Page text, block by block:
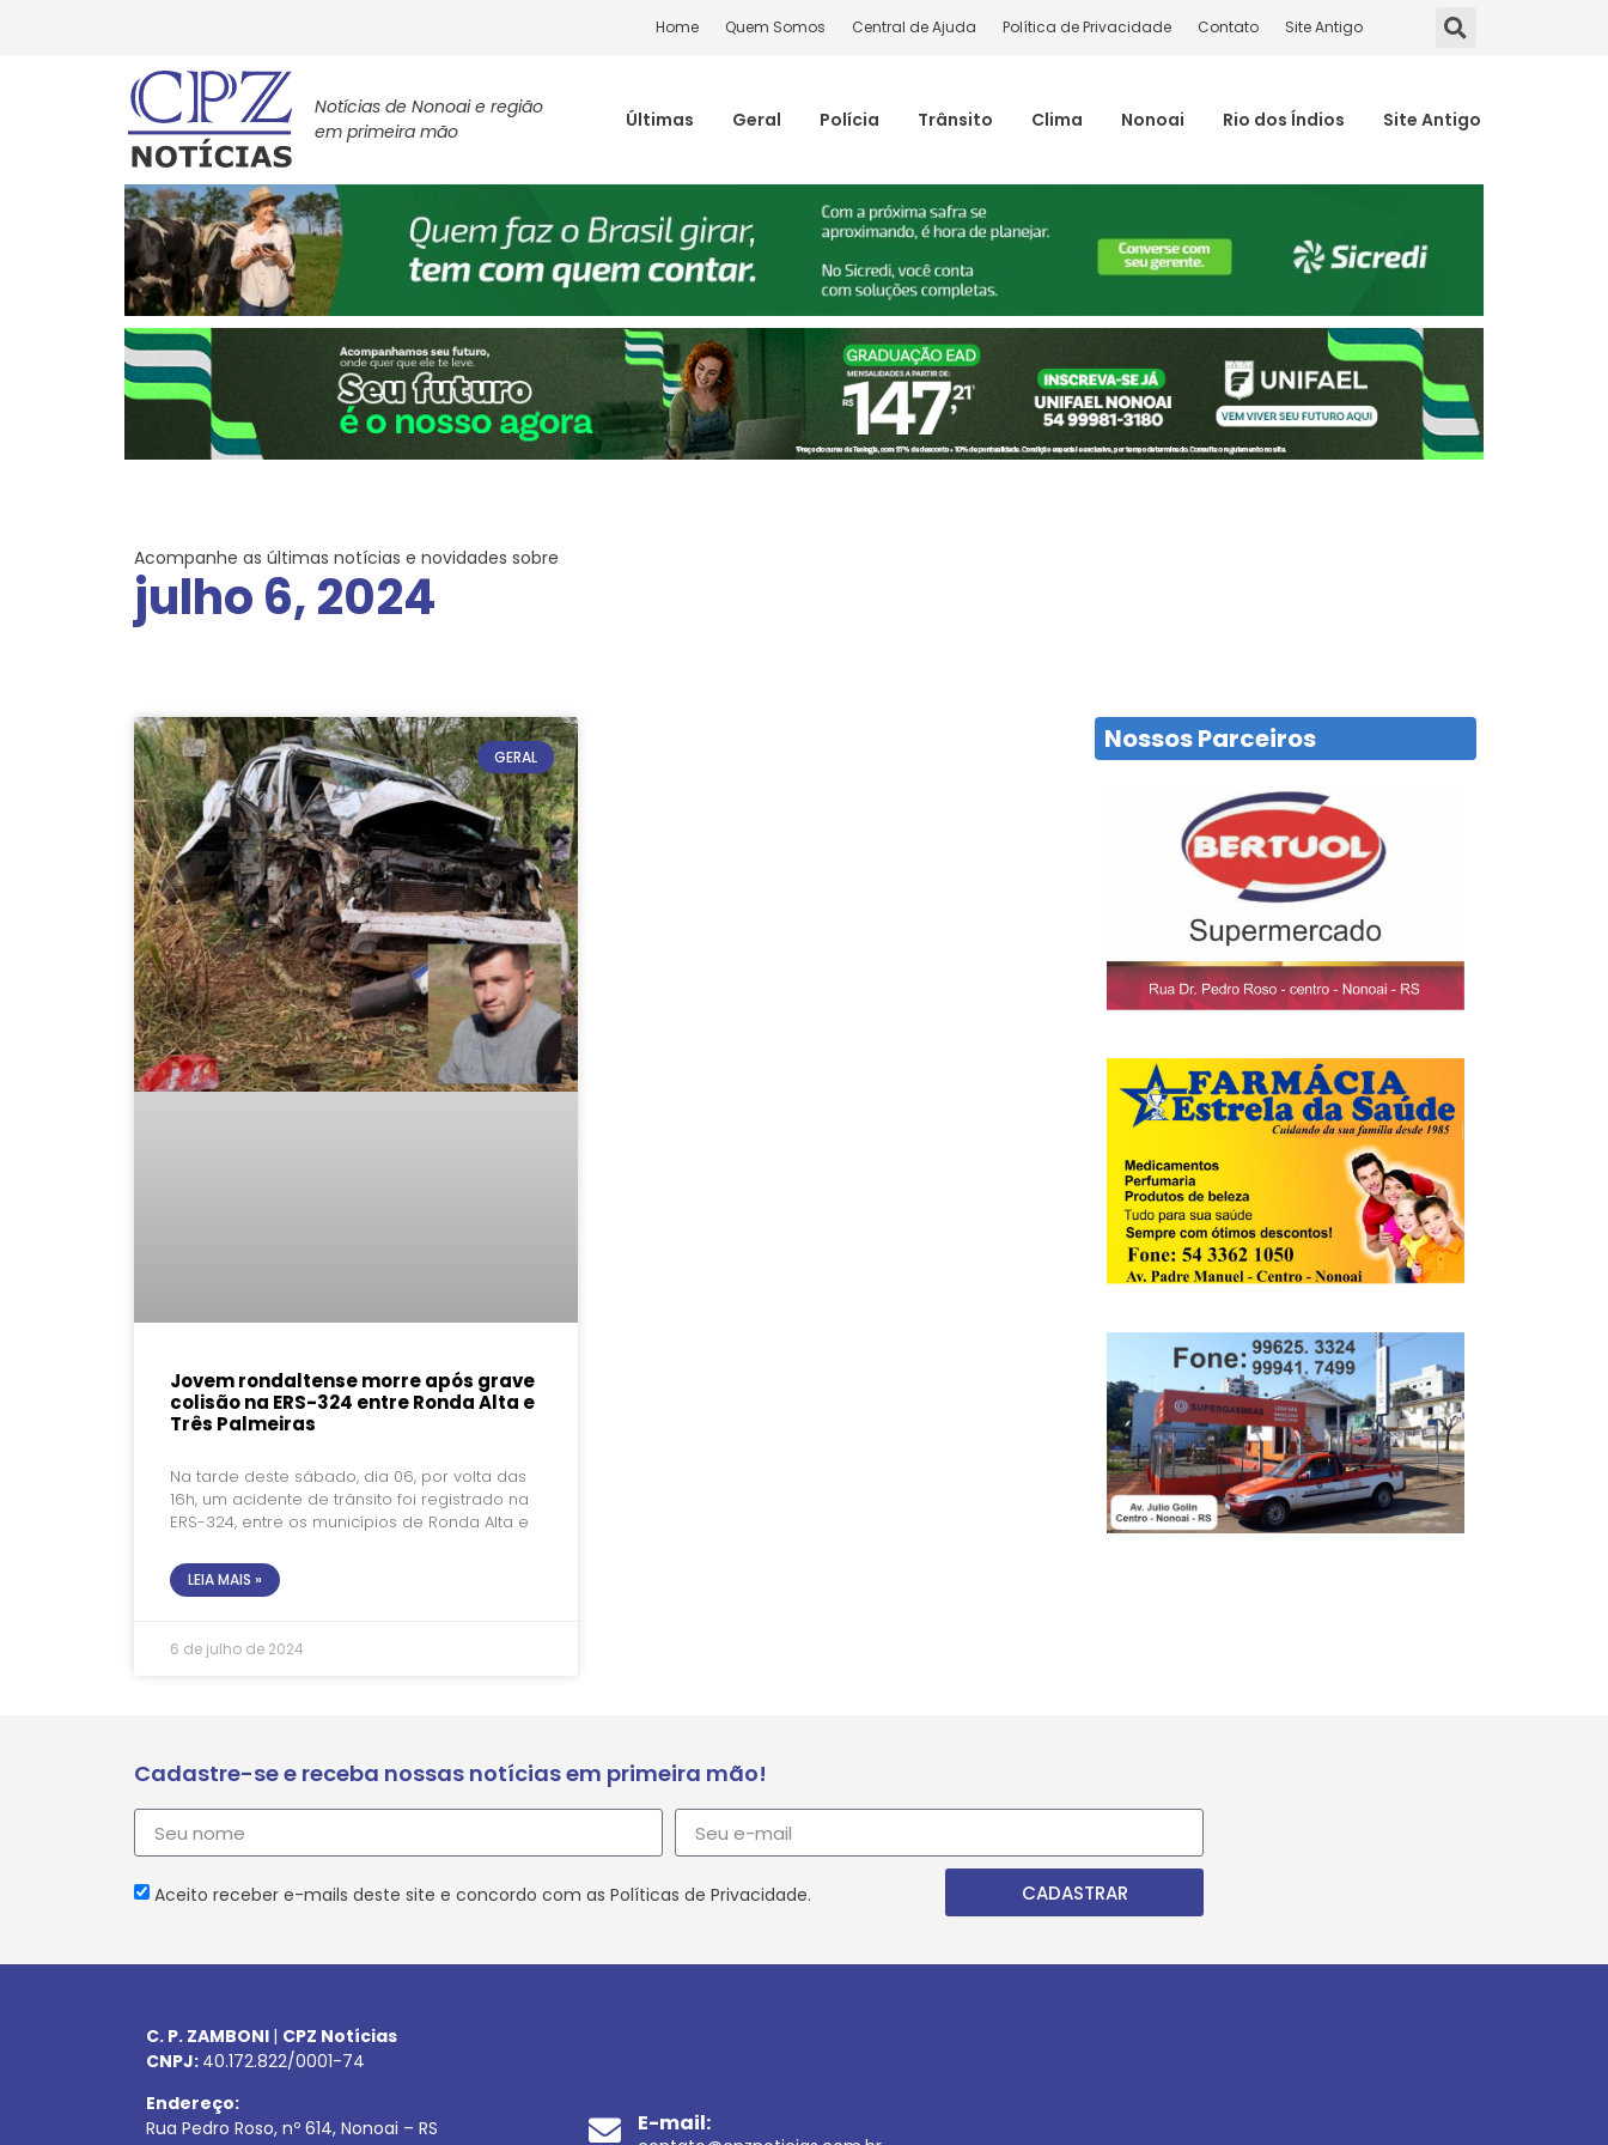
Home Quem Somos Central de Ajuda Política de Privacidade Contato Site Antigo
Notícias de Nonoai e região
em primeira mão
Últimas Geral Polícia Trânsito Clima Nonoai Rio dos Índios Site Antigo
Acompanhe as últimas notícias e novidades sobre
julho 6, 2024
GERAL
Jovem rondaltense morre após grave
colisão na ERS-324 entre Ronda Alta e
Três Palmeiras
Na tarde deste sábado, dia 06, por volta das
16h, um acidente de trânsito foi registrado na
ERS-324, entre os municípios de Ronda Alta e
LEIA MAIS »
6 de julho de 2024
Nossos Parceiros
Cadastre-se e receba nossas notícias em primeira mão!
Aceito receber e-mails deste site e concordo com as Políticas de Privacidade. CADASTRAR
C. P. ZAMBONI | CPZ Notícias
CNPJ: 40.172.822/0001-74
Endereço:
Rua Pedro Roso, nº 614, Nonoai – RS
E-mail: